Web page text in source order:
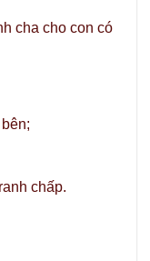
cha cho con có
chấp.